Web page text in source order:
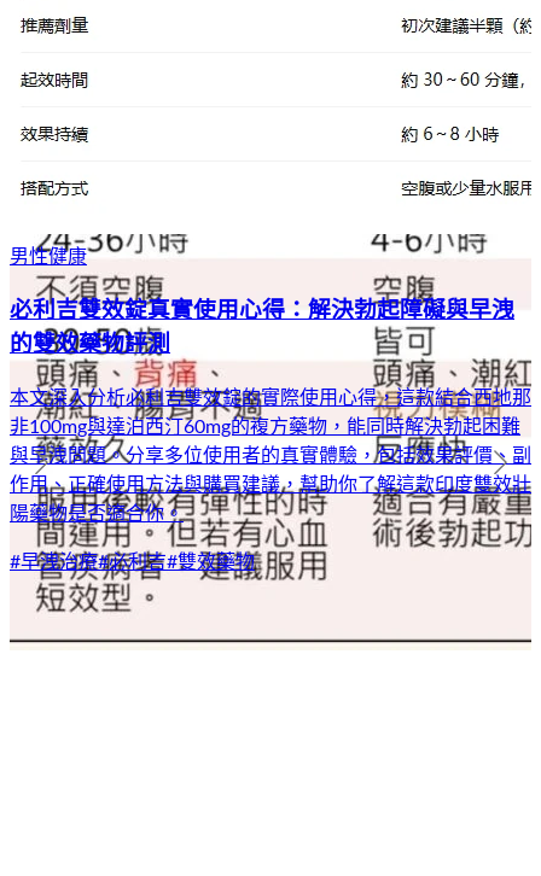
男性健康
必利吉雙效錠真實使用心得：解決勃起障礙與早洩
的雙效藥物評測
本文深入分析必利吉雙效錠的實際使用心得，這款結合西地那
非100mg與達泊西汀60mg的複方藥物，能同時解決勃起困難
與早洩問題。分享多位使用者的真實體驗，包括效果評價、副
作用、正確使用方法與購買建議，幫助你了解這款印度雙效壯
陽藥物是否適合你。
#早洩治療#必利吉#雙效藥物